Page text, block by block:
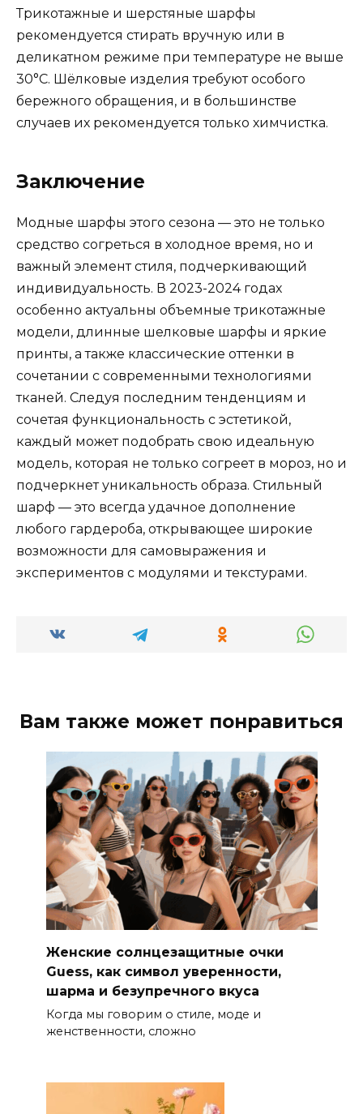
Трикотажные и шерстяные шарфы
рекомендуется стирать вручную или в
деликатном режиме при температуре не выше
30°C. Шёлковые изделия требуют особого
бережного обращения, и в большинстве
случаев их рекомендуется только химчистка.
Заключение
Модные шарфы этого сезона — это не только
средство согреться в холодное время, но и
важный элемент стиля, подчеркивающий
индивидуальность. В 2023-2024 годах
особенно актуальны объемные трикотажные
модели, длинные шелковые шарфы и яркие
принты, а также классические оттенки в
сочетании с современными технологиями
тканей. Следуя последним тенденциям и
сочетая функциональность с эстетикой,
каждый может подобрать свою идеальную
модель, которая не только согреет в мороз, но и
подчеркнет уникальность образа. Стильный
шарф — это всегда удачное дополнение
любого гардероба, открывающее широкие
возможности для самовыражения и
экспериментов с модулями и текстурами.
Вам также может понравиться
Женские солнцезащитные очки
Guess, как символ уверенности,
шарма и безупречного вкуса
Когда мы говорим о стиле, моде и
женственности, сложно